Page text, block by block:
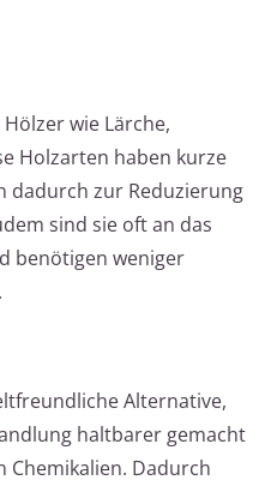
wie Lärche,
Holzarten haben kurze
dadurch zur Reduzierung
sind sie oft an das
benötigen weniger
Alternative,
haltbarer gemacht
Chemikalien. Dadurch